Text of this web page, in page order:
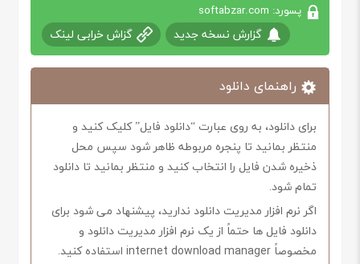
پسورد: softabzar.com
گزارش نسخه جدید گزاش خرابی لینک
راهنمای دانلود
برای دانلود، به روی عبارت “دانلود فایل” کلیک کنید و
منتظر بمانید تا پنجره مربوطه ظاهر شود سپس محل
ذخیره شدن فایل را انتخاب کنید و منتظر بمانید تا دانلود
تمام شود.
اگر نرم افزار مدیریت دانلود ندارید، پیشنهاد می شود برای
دانلود فایل ها حتماً از یک نرم افزار مدیریت دانلود و
مخصوصاً internet download manager استفاده کنید.